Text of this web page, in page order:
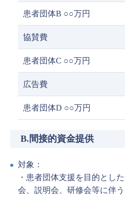
患者団体B ○○万円
協賛費
患者団体C ○○万円
広告費
患者団体D ○○万円
B.間接的資金提供
対象：
・患者団体支援を目的とし
会、説明会、研修会等に伴う